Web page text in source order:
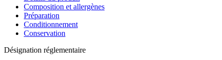
Composition et allergènes
Préparation
Conditionnement
Conservation
Désignation réglementaire